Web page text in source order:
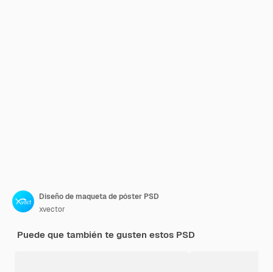
Diseño de maqueta de póster PSD
xvector
Puede que también te gusten estos PSD